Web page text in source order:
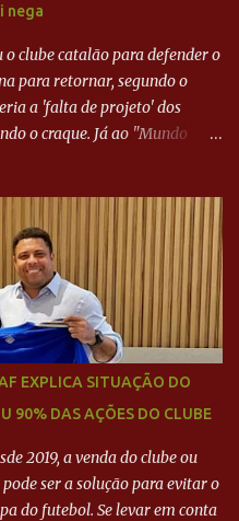
nega
clube catalão para defender o
para retornar, segundo o
a 'falta de projeto' dos
o craque. Já ao "Mundo
EXPLICA SITUAÇÃO DO
90% DAS AÇÕES DO CLUBE
2019, a venda do clube ou
ser a solução para evitar o
do futebol. Se levar em conta